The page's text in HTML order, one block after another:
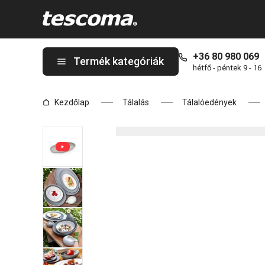
Termék kategóriák +36 80 980 069
hétfő - péntek 9 - 16
Kezdőlap Tálalás Tálalóedények